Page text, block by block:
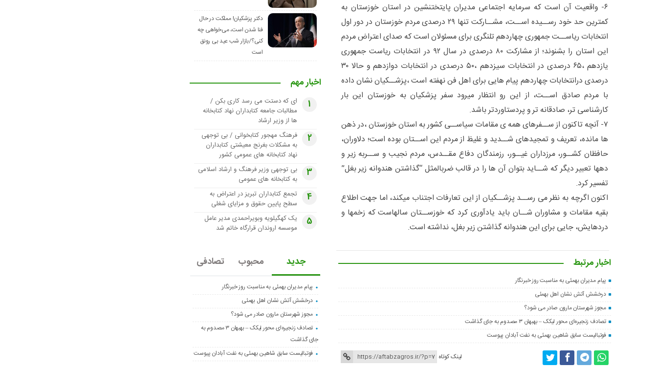
۶- واقعیت آن است که سرمایه اجتماعی مدیران پایتختنشین در استان خوزستان به
کمترین حد خود رســیده اســت، مشــارکت تنها ۲۹ درصدی مردم خوزستان در دور اول
انتخابات ریاســت جمهوری چهاردهم تلنگری برای مسئولان است که صدای اعتراض مردم
این استان را بشنوند؛ از مشارکت ۸۰ درصدی در سال ۹۲ در انتخابات ریاست جمهوری
یازدهم ،۶۵ درصدی در انتخابات سیزدهم ،۵۰ درصدی در انتخابات دوازدهم و حالا ۳۰
درصدی درانتخابات چهاردهم پیام هایی برای اهل فن نهفته است ،پزشــکیان نشان داده
با مردم صادق اســت، از این رو انتظار میرود سفر پزشکیان به خوزستان این بار
کارشناسی تر، صادقانه تر و پردستاوردتر باشد.
۷- آنچه تاکنون از ســفرهای همه ی مقامات سیاســی کشور به استان خوزستان ،در ذهن
ها مانده، تعریف و تمجیدهای شــدید و غلیظ از مردم این اســتان بوده است؛ دلاوران،
حافظان کشــور، مرزداران غیــور، رزمندگان دفاع مقــدس، مردم نجیب و ســربه زیر و
دهها تعبیر دیگر که شــاید بتوان آن ها را در قالب ضربالمثل “گذاشتن هندوانه زیر بغل”
تفسیر کرد.
اکنون اگرچه به نظر می رســد پزشــکیان از این تعارفات اجتناب میکند، اما جهت اطلاع
بقیه مقامات و مشاوران شــان باید یادآوری کرد که خوزســتان سالهاست که زخمها و
دردهایش، جایی برای این هندوانه گذاشتن زیر بغل، نداشته است.
اخبار مرتبط
پیام مدیران بهمئی به مناسبت روز خبرنگار
درخشش آتش نشان اهل بهمئی
مجوز شهرستان مارون صادر می شود؟
تصادف زنجیره‌ای محور لیکک – بهبهان ۳ مصدوم به جای گذاشت
فوتبالیست سابق شاهین بهمئی به نفت آبادان پیوست
لینک کوتاه
دکتر پزشکیان! مملکت در حال
فنا شدن است، می‌خواهی چه
کنی؟/بازار شب عید بی رونق
است
اخبار مهم
1
ای که دستت می رسد کاری بکن /
مطالبات جامعه کتابداران نهاد کتابخانه
ها از وزیر ارشاد
2
فرهنگ مهجور کتابخوانی / بی توجهی
به مشکلات بغرنج معیشتی کتابداران
نهاد کتابخانه های عمومی کشور
3
بی توجهی وزیر فرهنگ و ارشاد اسلامی
به کتابخانه های عمومی
4
تجمع کتابداران تبریز در اعتراض به
سطح پایین حقوق و مزایای شغلی
5
یک کهگیلویه وبویراحمدی مدیر عامل
موسسه اروندان قرارگاه خاتم شد
جدید محبوب تصادفی
پیام مدیران بهمئی به مناسبت روز خبرنگار
درخشش آتش نشان اهل بهمئی
مجوز شهرستان مارون صادر می شود؟
تصادف زنجیره‌ای محور لیکک – بهبهان ۳ مصدوم به
جای گذاشت
فوتبالیست سابق شاهین بهمئی به نفت آبادان پیوست